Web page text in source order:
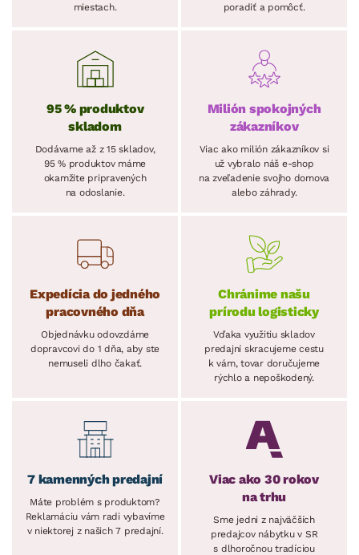
miestach.
poradiť a pomôcť.
95 % produktov
skladom
Dodávame až z 15 skladov,
95 % produktov máme
okamžite pripravených
na odoslanie.
Milión spokojných
zákazníkov
Viac ako milión zákazníkov si
už vybralo náš e-shop
na zveľadenie svojho domova
alebo záhrady.
Expedícia do jedného
pracovného dňa
Objednávku odovzdáme
dopravcovi do 1 dňa, aby ste
nemuseli dlho čakať.
Chránime našu
prírodu logisticky
Vďaka využitiu skladov
predajní skracujeme cestu
k vám, tovar doručujeme
rýchlo a nepoškodený.
7 kamenných predajní
Máte problém s produktom?
Reklamáciu vám radi vybavíme
v niektorej z našich 7 predajní.
Viac ako 30 rokov
na trhu
Sme jedni z najväčších
predajcov nábytku v SR
s dlhoročnou tradíciou